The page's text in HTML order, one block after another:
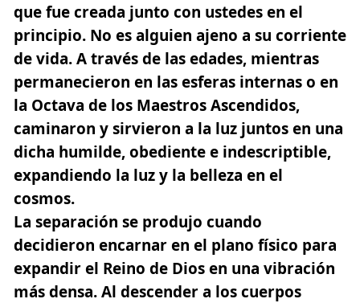
que fue creada junto con ustedes en el
principio. No es alguien ajeno a su corriente
de vida. A través de las edades, mientras
permanecieron en las esferas internas o en
la Octava de los Maestros Ascendidos,
caminaron y sirvieron a la luz juntos en una
dicha humilde, obediente e indescriptible,
expandiendo la luz y la belleza en el
cosmos.
La separación se produjo cuando
decidieron encarnar en el plano físico para
expandir el Reino de Dios en una vibración
más densa. Al descender a los cuerpos